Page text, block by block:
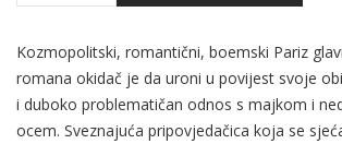
Kozmopolitski, romantični, boemski Pariz
romana okidač je da uroni u povijest svoje
i duboko problematičan odnos s majkom i
ocem. Sveznajuća pripovjedačica koja se